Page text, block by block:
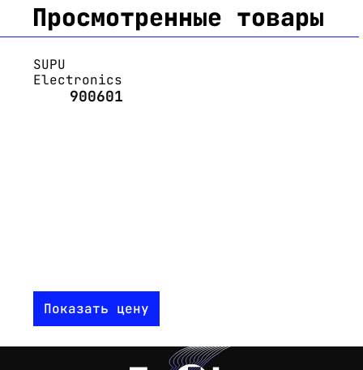
Просмотренные товары
SUPU
Electronics
900601
Показать цену